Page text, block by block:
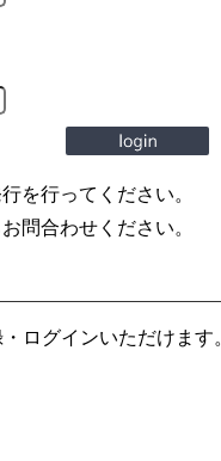
を行ってください。
問合わせください。
ログインいただけます。